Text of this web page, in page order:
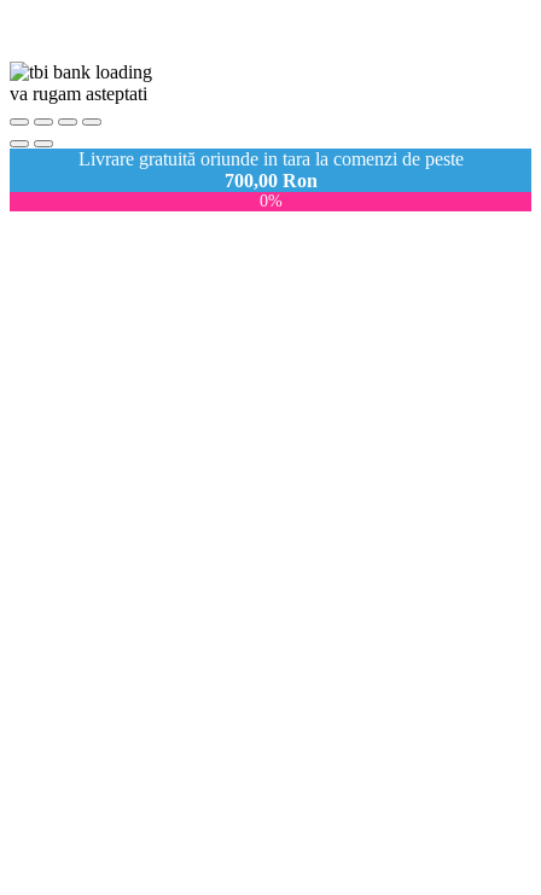
va rugam asteptati
Livrare gratuită oriunde in tara la comenzi de peste
700,00 Ron
0%